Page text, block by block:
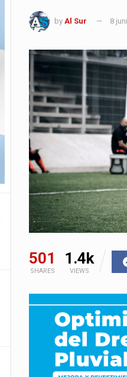
by Al Sur 8
501
SHARES
1.4k
VIEWS